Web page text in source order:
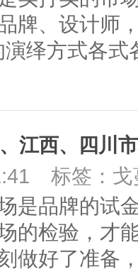
牌、设计师
绎方式各
江西、四川
标签：
是品牌的试
的检验，才
做好了准备